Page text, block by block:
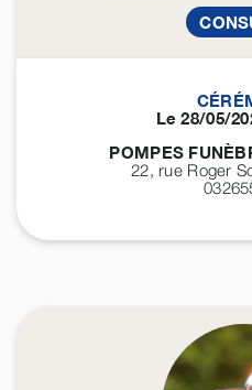
Le 28/05/
POMPES
22, rue Roger